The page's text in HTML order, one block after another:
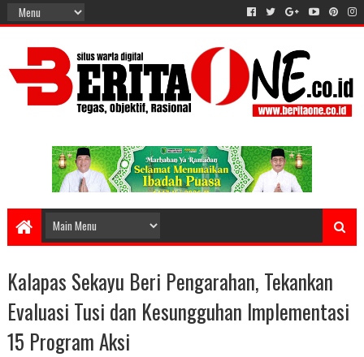
Kalapas Sekayu Beri Pengarahan, Tekankan
Evaluasi Tusi dan Kesungguhan Implementasi
15 Program Aksi